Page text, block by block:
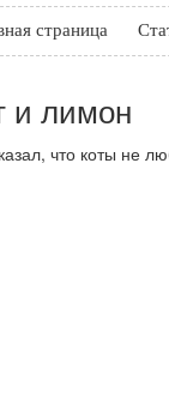
страница
и лимон
что коты не